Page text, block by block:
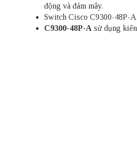
động và đám mây.
Switch Cisco C9300-48P-
C9300-48P-A sử dụng